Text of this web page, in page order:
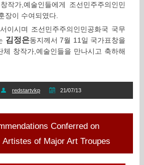
작가,예술인들에게 조선민주주의인민
장이 수여되였다.
이시며 조선민주주의인민공화국 국무
김정은동지께서 7월 11일 국가표창을
체 창작가,예술인들을 만나시고 축하해
redstartvkp 21/07/13
Conferred on
Artistes of Major Art Troupes